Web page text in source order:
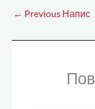
← Previous Напис